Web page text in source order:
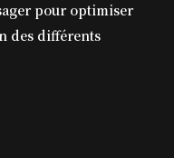
pour optimiser
des différents